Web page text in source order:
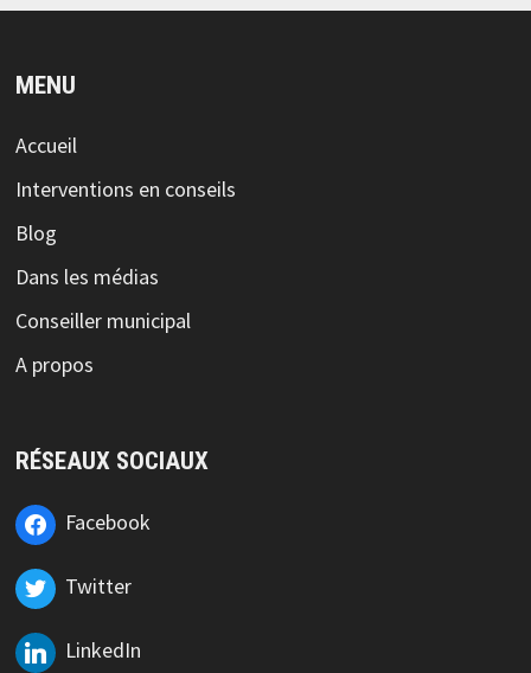
MENU
Accueil
Interventions en conseils
Blog
Dans les médias
Conseiller municipal
A propos
RÉSEAUX SOCIAUX
Facebook
Twitter
LinkedIn